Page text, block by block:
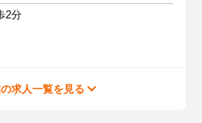
2分
求人一覧を見る